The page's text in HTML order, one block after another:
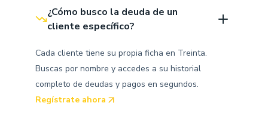
¿Cómo busco la deuda de un
cliente específico?
Cada cliente tiene su propia ficha en Treinta.
Buscas por nombre y accedes a su historial
completo de deudas y pagos en segundos.
Regístrate ahora